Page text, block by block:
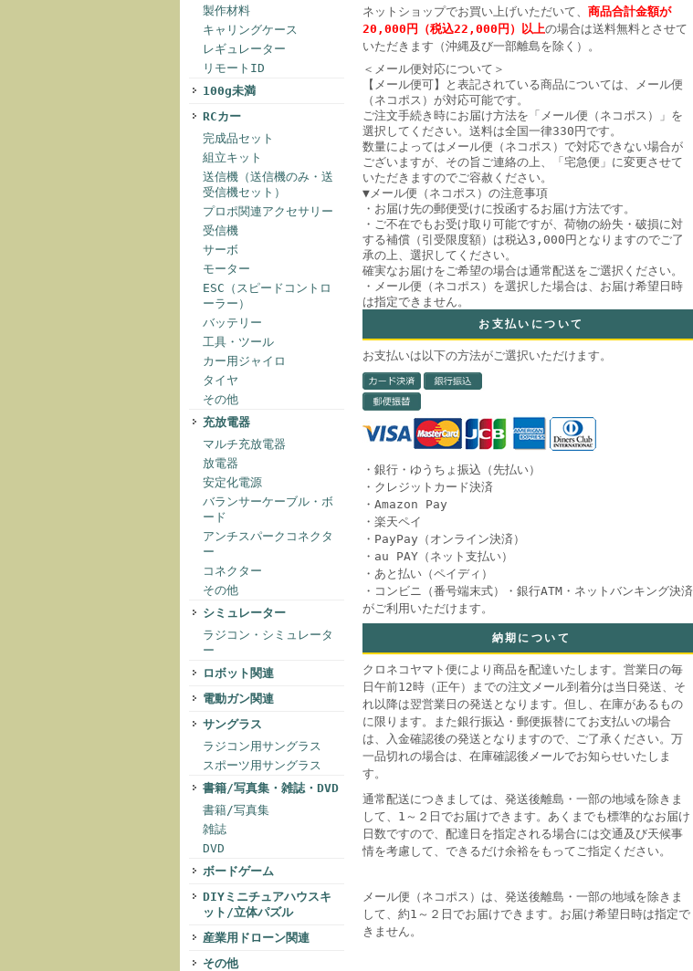
製作材料
キャリングケース
レギュレーター
リモートID
100g未満
RCカー
完成品セット
組立キット
送信機（送信機のみ・送
受信機セット）
プロポ関連アクセサリー
受信機
サーボ
モーター
ESC（スピードコントロ
ーラー）
バッテリー
工具・ツール
カー用ジャイロ
タイヤ
その他
充放電器
マルチ充放電器
放電器
安定化電源
バランサーケーブル・ボ
ード
アンチスパークコネクタ
ー
コネクター
その他
シミュレーター
ラジコン・シミュレータ
ー
ロボット関連
電動ガン関連
サングラス
ラジコン用サングラス
スポーツ用サングラス
書籍/写真集・雑誌・DVD
書籍/写真集
雑誌
DVD
ボードゲーム
DIYミニチュアハウスキ
ット/立体パズル
産業用ドローン関連
その他
ネットショップでお買い上げいただいて、 商品合計金額が
20,000円（税込22,000円）以上の場合は送料無料とさせて
いただきます（沖縄及び一部離島を除く）。
＜メール便対応について＞
【メール便可】と表記されている商品については、メール便
（ネコポス）が対応可能です。
ご注文手続き時にお届け方法を「メール便（ネコポス）」を
選択してください。送料は全国一律330円です。
数量によってはメール便（ネコポス）で対応できない場合が
ございますが、その旨ご連絡の上、「宅急便」に変更させて
いただきますのでご容赦ください。
▼メール便（ネコポス）の注意事項
・お届け先の郵便受けに投函するお届け方法です。
・ご不在でもお受け取り可能ですが、荷物の紛失・破損に対
する補償（引受限度額）は税込3,000円となりますのでご了
承の上、選択してください。
確実なお届けをご希望の場合は通常配送をご選択ください。
・メール便（ネコポス）を選択した場合は、お届け希望日時
は指定できません。
お支払いについて
お支払いは以下の方法がご選択いただけます。
・銀行・ゆうちょ振込（先払い）
・クレジットカード決済
・Amazon Pay
・楽天ペイ
・PayPay（オンライン決済）
・au PAY（ネット支払い）
・あと払い（ペイディ）
・コンビニ（番号端末式）・銀行ATM・ネットバンキング決済
がご利用いただけます。
納期について
クロネコヤマト便により商品を配達いたします。営業日の毎
日午前12時（正午）までの注文メール到着分は当日発送、そ
れ以降は翌営業日の発送となります。但し、在庫があるもの
に限ります。また銀行振込・郵便振替にてお支払いの場合
は、入金確認後の発送となりますので、ご了承ください。万
一品切れの場合は、在庫確認後メールでお知らせいたしま
す。
通常配送につきましては、発送後離島・一部の地域を除きま
して、1～２日でお届けできます。あくまでも標準的なお届け
日数ですので、配達日を指定される場合には交通及び天候事
情を考慮して、できるだけ余裕をもってご指定ください。
メール便（ネコポス）は、発送後離島・一部の地域を除きま
して、約1～２日でお届けできます。お届け希望日時は指定で
きません。